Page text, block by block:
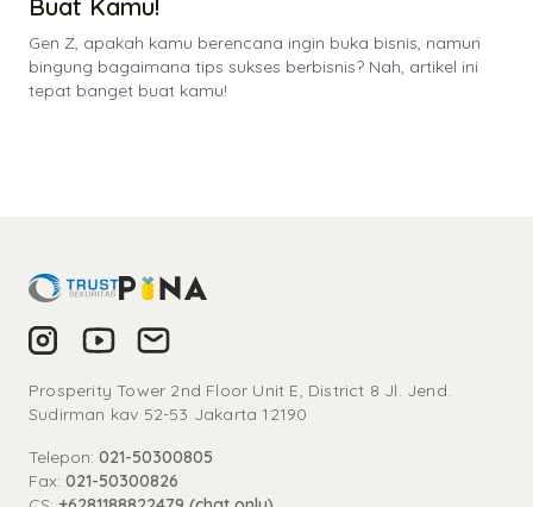
Buat Kamu!
Gen Z, apakah kamu berencana ingin buka bisnis, namun
bingung bagaimana tips sukses berbisnis? Nah, artikel ini
tepat banget buat kamu!
Prosperity Tower 2nd Floor Unit E, District 8 Jl. Jend.
Sudirman kav 52-53 Jakarta 12190
Telepon: 021-50300805
Fax: 021-50300826